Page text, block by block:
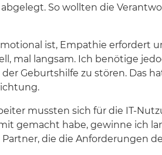
So wollten die
ist, Empathie erfordert
mal langsam. Ich benötige
Geburtshilfe zu stören. Das
mussten sich für die IT-
gemacht habe, gewinne ich
die die Anforderungen